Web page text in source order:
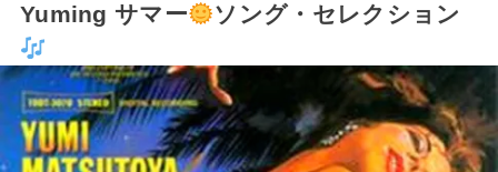
Yuming サマー
ソング・セレクション